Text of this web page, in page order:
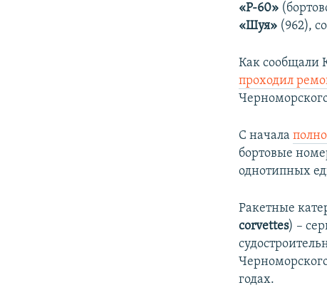
«Р-60»
«Шуя» (962),
Как сообщали
проходил
С начала
бортовые
однотипных
Ракетные
corvettes) –
годах.